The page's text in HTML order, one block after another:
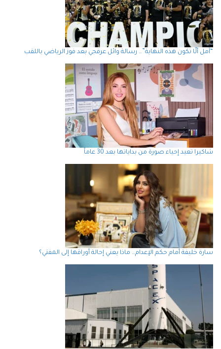
“آمل ألّا تكون هذه النهاية”… رسالة وائل عرقجي بعد فوز الرياضي باللقب
شاكيرا تعيد إحياء صورة من بداياتها بعد 30 عاماً
سارة خليفة أمام حكم الإعدام… ماذا يعني إحالة أوراقها إلى المفتي؟